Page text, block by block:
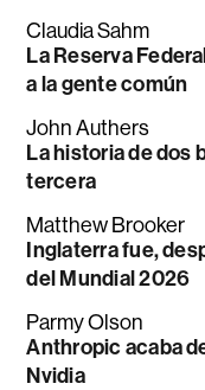
Claudia Sahm
La Reserva
a la gente común
John Authers
La historia de dos
tercera
Matthew Brooker
Inglaterra fue,
del Mundial 2026
Parmy Olson
Anthropic acaba
Nvidia